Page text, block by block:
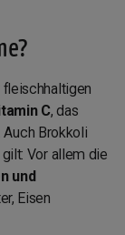
fleischhaltigen
C, das
Auch Brokkoli
Vor allem die
und
Eisen